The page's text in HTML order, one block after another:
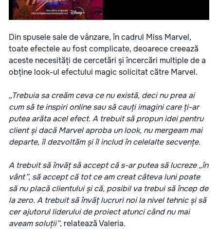
Din spusele sale de vânzare, în cadrul Miss Marvel,
toate efectele au fost complicate, deoarece creează
aceste necesități de cercetări și încercări multiple de a
obține look-ul efectului magic solicitat către Marvel.
„Trebuia sa creăm ceva ce nu există, deci nu prea ai
cum să te inspiri online sau să cauți imagini care ți-ar
putea arăta acel efect. A trebuit să propun idei pentru
client și dacă Marvel aproba un look, nu mergeam mai
departe, îl dezvoltăm și îl includ în celelalte secvențe.
A trebuit să învăț să accept că s-ar putea să lucreze „în
vânt”, să accept că tot ce am creat câteva luni poate
să nu placă clientului și că, posibil va trebui să încep de
la zero. A trebuit să învăț lucruri noi la nivel tehnic și să
cer ajutorul liderului de proiect atunci când nu mai
aveam soluții”, relatează Valeria.